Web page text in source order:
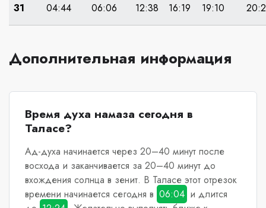
31 04:44 06:06 12:38 16:19 19:10
Дополнительная информация
Время духа намаза сегодня в
Таласе?
Ад-духа начинается через 20–40 минут после
восхода и заканчивается за 20–40 минут до
вхождения солнца в зенит. В Таласеэтот отрезок
времени начинается сегодня в 06:04 и длится